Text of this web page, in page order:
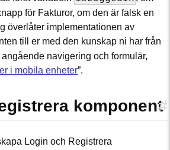
för Fakturor, om den är falsk en
överlåter implementationen av
till er med den kunskap ni har från
navigering och formulär,
i mobila enheter”.
#
komponent
Login och Registrera